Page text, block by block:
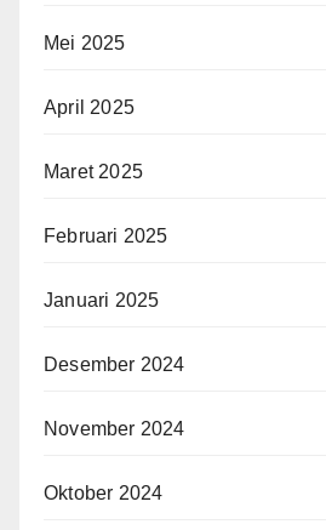
Mei 2025
April 2025
Maret 2025
Februari 2025
Januari 2025
Desember 2024
November 2024
Oktober 2024